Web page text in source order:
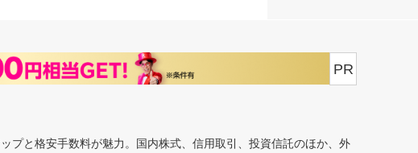
PR
プと格安手数料が魅力。国内株式、信用取引、投資信託のほか、外